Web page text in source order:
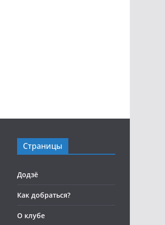
Страницы
Додзё
Как добраться?
О клубе